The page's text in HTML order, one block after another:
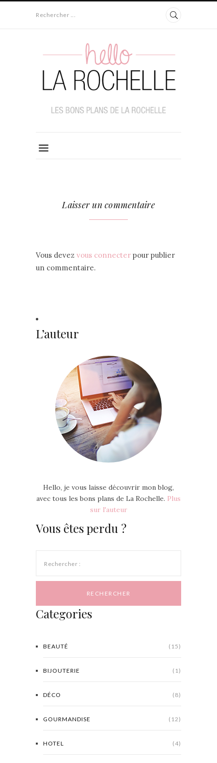
Rechercher ...
Laisser un commentaire
Vous devez vous connecter pour publier
un commentaire.
L’auteur
Hello, je vous laisse découvrir mon blog,
avec tous les bons plans de La Rochelle. Plus
sur l'auteur
Vous êtes perdu ?
Rechercher :
Categories
BEAUTÉ (15)
BIJOUTERIE (1)
DÉCO (8)
GOURMANDISE (12)
HOTEL (4)